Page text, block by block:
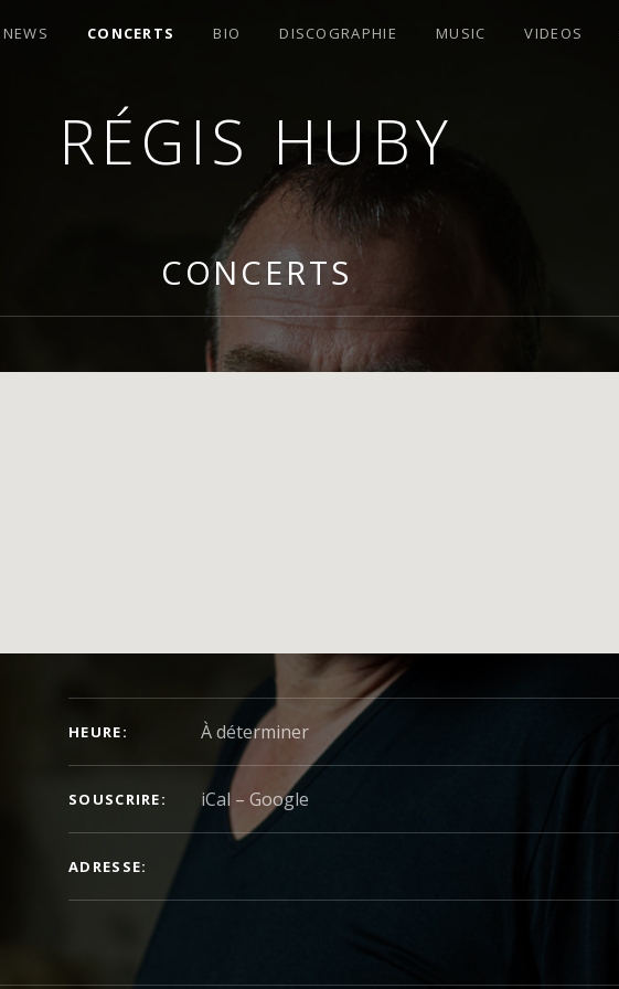
RÉGIS HUBY
CONCERTS BIO DISCOGRAPHIE MUSIC VIDEOS
CONCERTS
DÉTAILS DU CONCERT
HEURE À déterminer
SOUSCRIRE iCal Google
ADRESSE